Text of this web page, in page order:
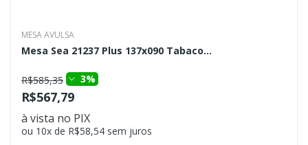
MESA AVULSA
Mesa Sea 21237 Plus 137x090 Tabaco...
R$585,35 3%
R$567,79
à vista no PIX
ou 10x de R$58,54 sem juros